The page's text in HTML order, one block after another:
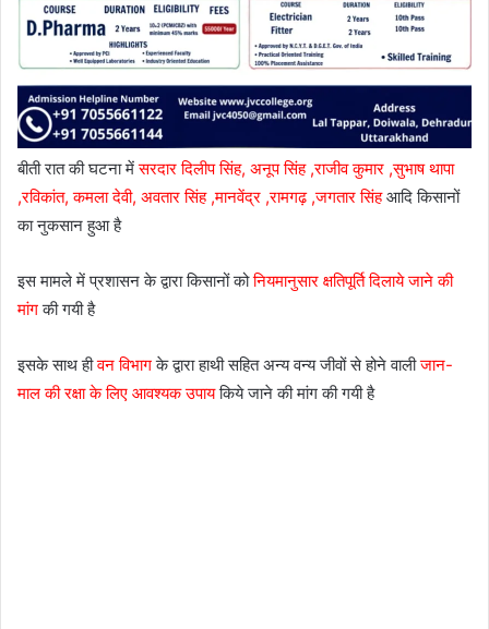
बीती रात की घटना मेंसरदार दिलीप सिंह, अनूप सिंह ,राजीव कुमार ,सुभाष थापा
,रविकांत, कमला देवी, अवतार सिंह ,मानवेंद्र ,रामगढ़ ,जगतार सिंहआदि किसानों
का नुकसान हुआ है
इस मामले में प्रशासन के द्वारा किसानों कोनियमानुसार क्षतिपूर्ति दिलाये जाने की
मांगकी गयी है
इसके साथ हीवन विभागके द्वारा हाथी सहित अन्य वन्य जीवों से होने वालीजान-
माल की रक्षा के लिए आवश्यक उपायकिये जाने की मांग की गयी है